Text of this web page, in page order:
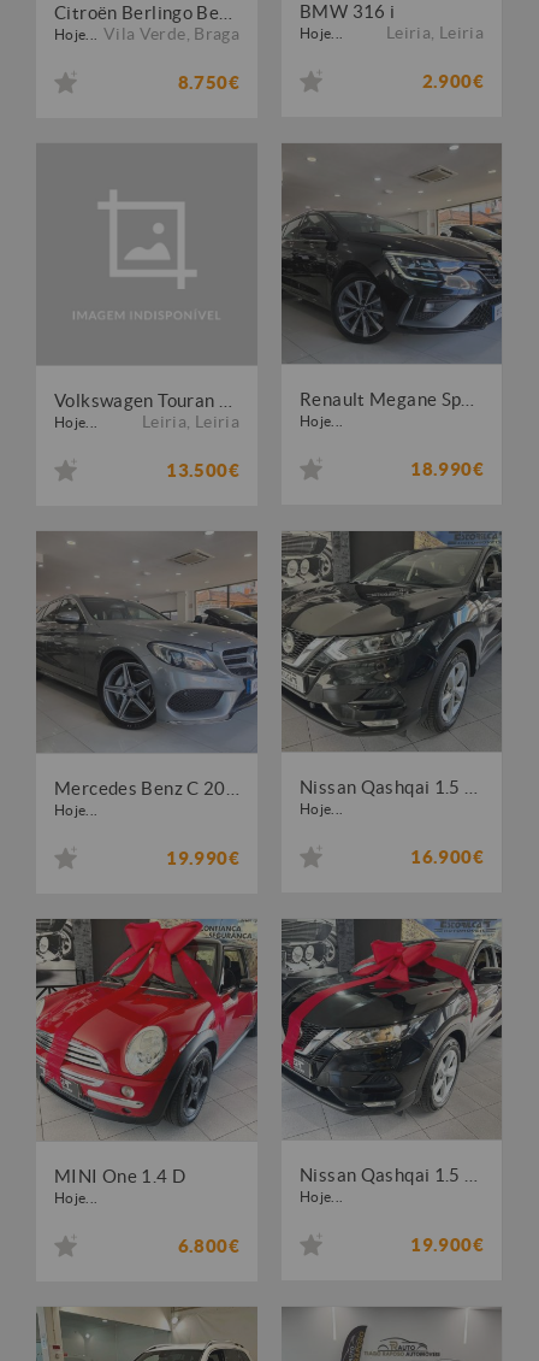
Hoje... Vila Verde Braga
8.750€
BMW 316 i
Hoje... Leiria Leiria
2.900€
Hoje... Leiria Leiria
13.500€
Hoje...
18.990€
Hoje...
19.990€
Hoje...
16.900€
MINI One 1.4 D
Hoje...
6.800€
Hoje...
19.900€